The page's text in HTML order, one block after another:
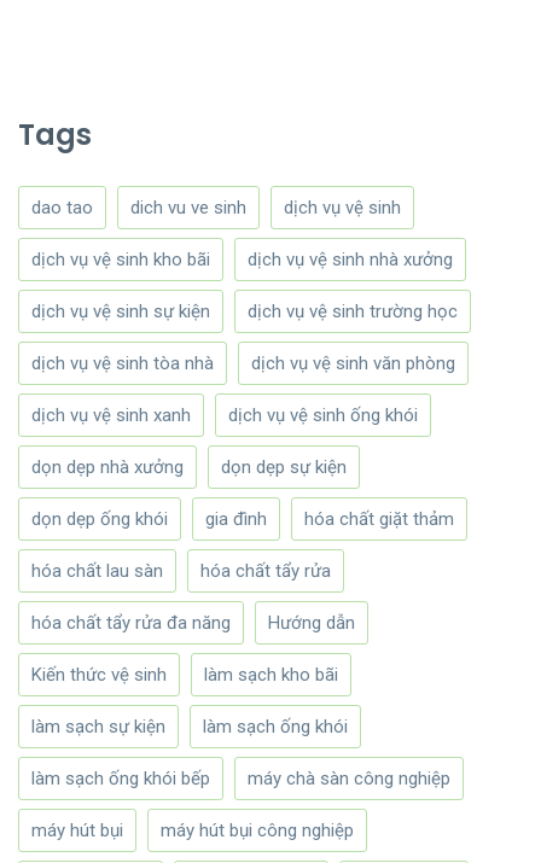
Tags
dao tao dich vu ve sinh dịch vụ vệ sinh
dịch vụ vệ sinh kho bãi dịch vụ vệ sinh nhà xưởng
dịch vụ vệ sinh sự kiện dịch vụ vệ sinh trường học
dịch vụ vệ sinh tòa nhà dịch vụ vệ sinh văn phòng
dịch vụ vệ sinh xanh dịch vụ vệ sinh ống khói
dọn dẹp nhà xưởng dọn dẹp sự kiện
dọn dẹp ống khói gia đình hóa chất giặt thảm
hóa chất lau sàn hóa chất tẩy rửa
hóa chất tẩy rửa đa năng Hướng dẫn
Kiến thức vệ sinh làm sạch kho bãi
làm sạch sự kiện làm sạch ống khói
làm sạch ống khói bếp máy chà sàn công nghiệp
máy hút bụi máy hút bụi công nghiệp